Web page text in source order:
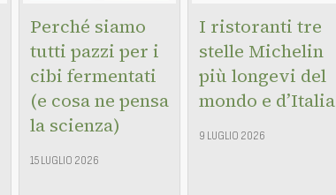
Perché siamo
tutti pazzi per i
cibi fermentati
(e cosa ne pensa
la scienza)
15 LUGLIO 2026
I ristoranti tre
stelle Michelin
più longevi del
mondo e d’Italia
9 LUGLIO 2026